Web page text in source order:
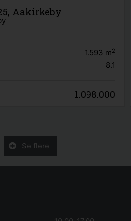
Aakirkeby
1.593 m2
8.1
1.098.000
Se flere